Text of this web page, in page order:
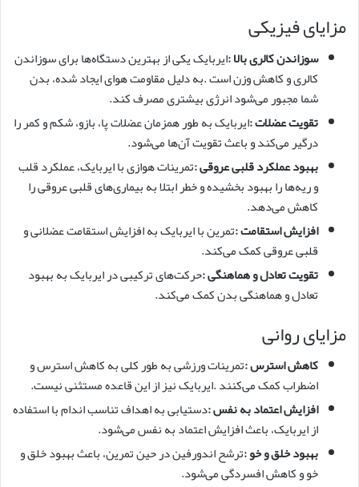
مزایای فیزیکی
سوزاندن کالری بالا:ایربایک یکی از بهترین دستگاه‌ها برای سوزاندن
کالری و کاهش وزن است .به دلیل مقاومت هوای ایجاد شده، بدن
شما مجبور می‌شود انرژی بیشتری مصرف کند.
تقویت عضلات:ایربایک به طور همزمان عضلات پا، بازو، شکم و کمر را
درگیر می‌کند و باعث تقویت آن‌ها می‌شود.
بهبود عملکرد قلبی عروقی:تمرینات هوازی با ایربایک، عملکرد قلب
و ریه‌ها را بهبود بخشیده و خطر ابتلا به بیماری‌های قلبی عروقی را
کاهش می‌دهد.
افزایش استقامت:تمرین با ایربایک به افزایش استقامت عضلانی و
قلبی عروقی کمک می‌کند.
تقویت تعادل و هماهنگی:حرکت‌های ترکیبی در ایربایک به بهبود
تعادل و هماهنگی بدن کمک می‌کند.
مزایای روانی
کاهش استرس:تمرینات ورزشی به طور کلی به کاهش استرس و
اضطراب کمک می‌کنند .ایربایک نیز از این قاعده مستثنی نیست.
افزایش اعتماد به نفس:دستیابی به اهداف تناسب اندام با استفاده
از ایربایک، باعث افزایش اعتماد به نفس می‌شود.
بهبود خلق و خو:ترشح اندورفین در حین تمرین، باعث بهبود خلق و
خو و کاهش افسردگی می‌شود.